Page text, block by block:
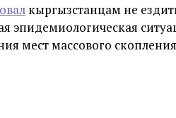
кыргызстанцам не
эпидемиологическая
мест массового